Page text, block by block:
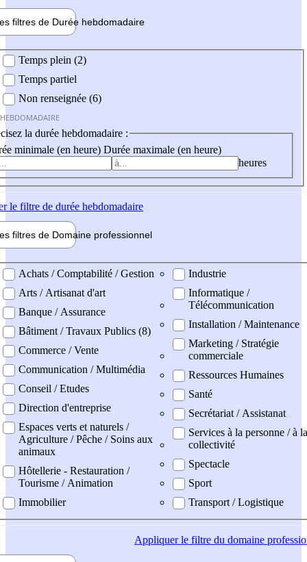
filtres de Durée hebdomadaire
Temps plein (2)
Temps partiel
Non renseignée (6)
la durée hebdomadaire :
minimale (en heure) Durée maximale (en heure)
heures
le filtre de durée hebdomadaire
filtres de Domaine professionnel
professionel
Achats / Comptabilité / Gestion
Arts / Artisanat d'art
Banque / Assurance
Bâtiment / Travaux Publics (8)
Commerce / Vente
Communication / Multimédia
Conseil / Etudes
Direction d'entreprise
Espaces verts et naturels /
Agriculture / Pêche / Soins aux
animaux
Hôtellerie - Restauration /
Tourisme / Animation
Immobilier
Industrie
Informatique /
Télécommunication
Installation / Maintenance
Marketing / Stratégie
commerciale
Ressources Humaines
Santé
Secrétariat / Assistanat
Services à la personne / à la
collectivité
Spectacle
Sport
Transport / Logistique
Appliquerle filtre du domaine